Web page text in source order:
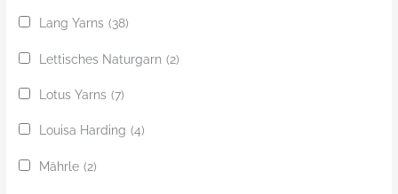
Lang Yarns (38)
Lettisches Naturgarn (2)
Lotus Yarns (7)
Louisa Harding (4)
Mährle (2)